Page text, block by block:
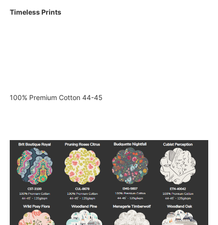
Timeless Prints
100% Premium Cotton 44-45